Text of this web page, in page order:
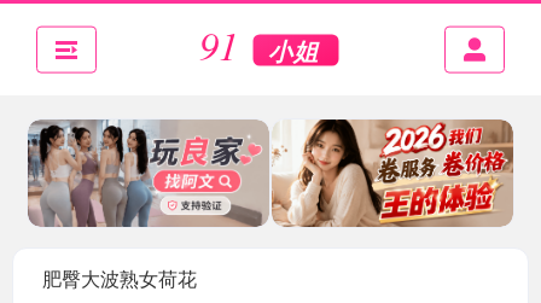
肥臀大波熟女荷花